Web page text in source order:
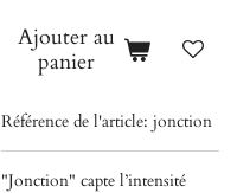
Ajouter au
panier
Référence de l'article: jonction
"Jonction" capte l’intensité